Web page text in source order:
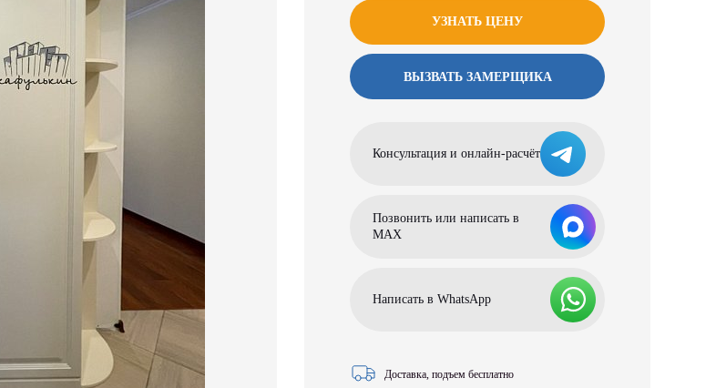
УЗНАТЬ ЦЕНУ
ВЫЗВАТЬ ЗАМЕРЩИКА
Консультация и онлайн-расчёт
Позвонить или написать в
МАХ
Написать в WhatsApp
Доставка, подъем бесплатно